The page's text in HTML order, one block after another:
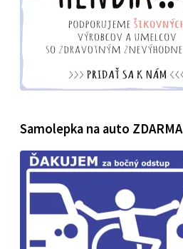
Samolepka na auto ZDARMA